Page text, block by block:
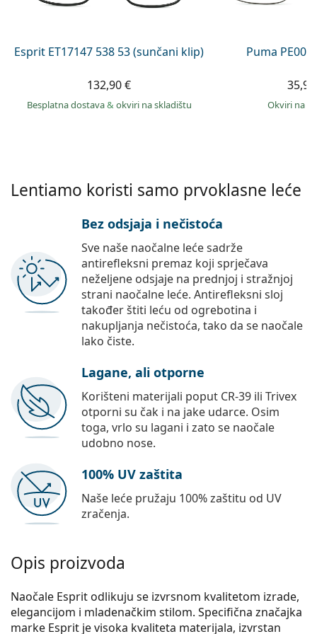
Persol
Esprit ET17147 538 53 (sunčani klip)
132,90 €
Besplatna dostava& okviri na skladištu
Puma
okviri na
Lentiamo koristi samo prvoklasne leće
Bez odsjaja i nečistoća
Sve naše naočalne leće sadrže
antirefleksni premaz koji sprječava
neželjene odsjaje na prednjoj i stražnjoj
strani naočalne leće. Antirefleksni sloj
također štiti leću od ogrebotina i
nakupljanja nečistoća, tako da se naočale
lako čiste.
Lagane, ali otporne
Korišteni materijali poput CR-39 ili Trivex
otporni su čak i na jake udarce. Osim
toga, vrlo su lagani i zato se naočale
udobno nose.
100% UV zaštita
Naše leće pružaju 100% zaštitu od UV
zračenja.
Opis proizvoda
Naočale Esprit odlikuju se izvrsnom kvalitetom izrade,
elegancijom i mladenačkim stilom. Specifična značajka
marke Esprit je visoka kvaliteta materijala, izvrstan